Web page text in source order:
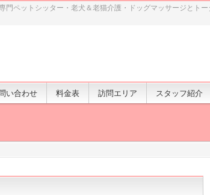
門ペットシッター・老犬＆老猫介護・ドッグマッサージとト
い合わせ 料金表 訪問エリア スタッフ紹介